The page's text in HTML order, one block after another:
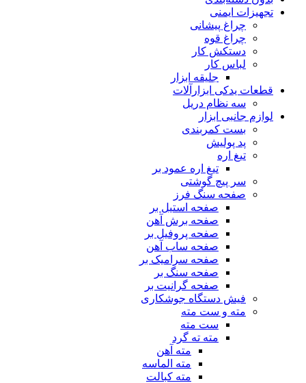
تجهیزات ایمنی
چراغ پیشانی
چراغ قوه
دستکش کار
لباس کار
جلیقه ابزار
قطعات یدکی ابزارآلات
سه نظام دریل
لوازم جانبی ابزار
بست کمربندی
پد پولیش
تیغ اره
تیغ اره عمود بر
سر پیچ گوشتی
صفحه سنگ فرز
صفحه استیل بر
صفحه برش آهن
صفحه پروفیل بر
صفحه ساب آهن
صفحه سرامیک بر
صفحه سنگ بر
صفحه گرانیت بر
فیش دستگاه جوشکاری
مته و ست مته
ست مته
مته ته گرد
مته آهن
مته الماسه
مته کبالت